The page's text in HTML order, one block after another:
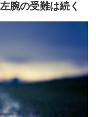
腕の受難は続く